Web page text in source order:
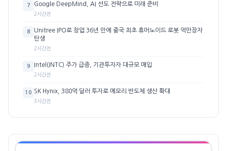
7 Google DeepMind, AI 선도 전략으로 미래 준비
2시간전
8
Unitree IPO로 창업 36년 만에 중국 최초 휴머노이드 로봇 억만장자
탄생
2시간전
9 Intel(INTC) 주가 급증, 기관투자자 대규모 매입
2시간전
10 SK Hynix, 380억 달러 투자로 메모리 반도체 생산 확대
3시간전